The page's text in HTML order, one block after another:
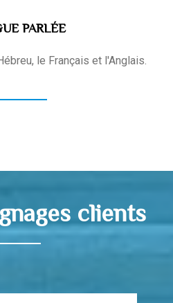
PARLÉE
le Français et l'Anglais.
clients